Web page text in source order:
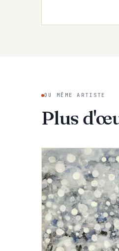
DU MÊME ARTISTE
Plus